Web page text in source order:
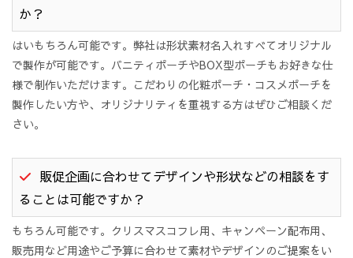
か？
はいもちろん可能です。弊社は形状素材名入れすべてオリジナル
で製作が可能です。バニティポーチやBOX型ポーチもお好きな仕
様で制作いただけます。こだわりの化粧ポーチ・コスメポーチを
製作したい方や、オリジナリティを重視する方はぜひご相談くだ
さい。
販促企画に合わせてデザインや形状などの相談をす
ることは可能ですか？
もちろん可能です。クリスマスコフレ用、キャンペーン配布用、
販売用など用途やご予算に合わせて素材やデザインのご提案をい